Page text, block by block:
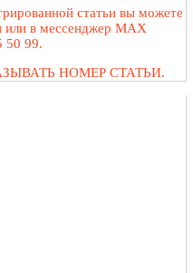
статьи вы можете
или в мессенджер MAX
50 99.
НОМЕР СТАТЬИ.